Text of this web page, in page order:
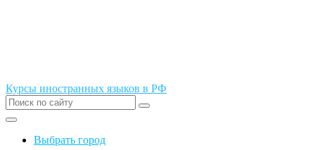
Курсы иностранных языков в РФ
Выбрать город